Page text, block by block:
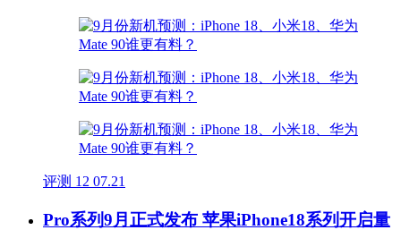
评测 12 07.21
Pro系列9月正式发布 苹果iPhone18系列开启量